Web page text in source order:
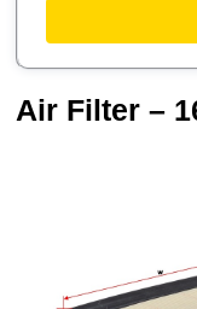
Air Filter –